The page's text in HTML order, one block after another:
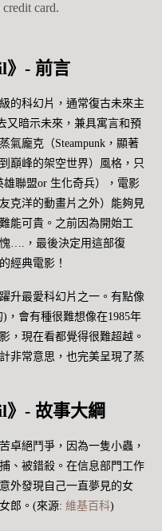
card.
》- 前言
的科幻片，通常復古未來主
又暗示未來，兼具寓言和預
氣龐克（Steampunk，顯著
巔峰的架空世界）風格，只
聯盟or 生化奇兵），電影
克洋的動畫片之外）能夠見
能可貴。之前因為開始工
….，最後決定用這部復
經典電影！
升最愛科幻片之一。有點像
，會有種很難想像在1985年
，現在看都覺得很難超越。
非常意思，也完美呈現了蒸
》- 故事大綱
卓絕鬥爭，因為一隻小蟲，
、被錯殺。在信息部門工作
外發現自己一直夢見的女
郎。(來源: 維基百科)